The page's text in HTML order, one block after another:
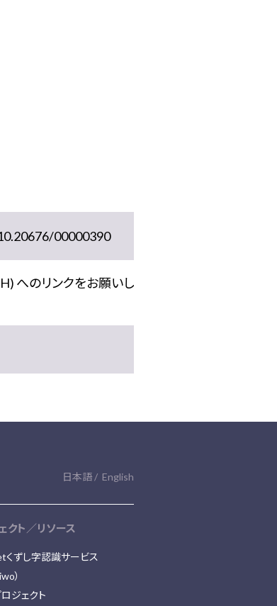
00000390
へのリンクをお願いし
日本語 English
クト／リソース
くずし字認識サービス
）
ジェクト